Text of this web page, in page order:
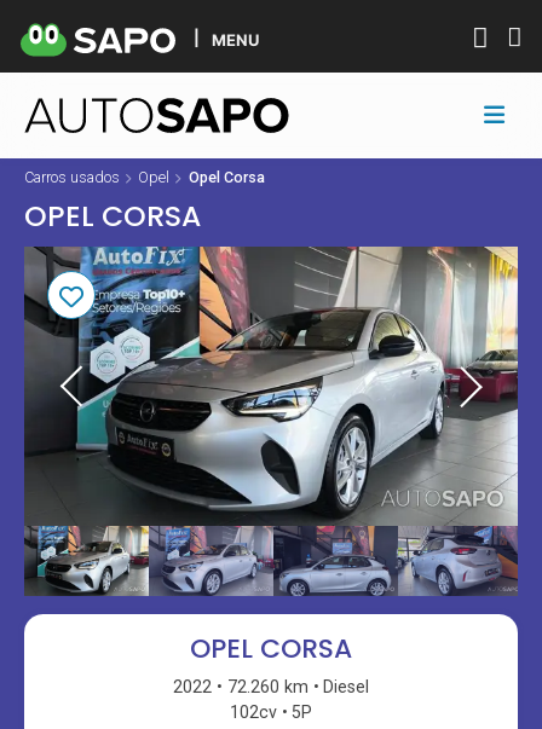
MENU
Carros usados Opel Opel Corsa
OPEL CORSA
OPEL CORSA
2022 72.260 km
Diesel
102cv
5P